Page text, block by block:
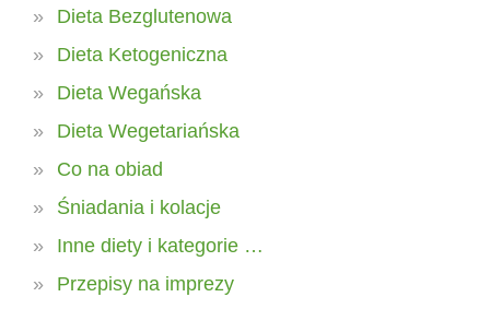
Dieta Bezglutenowa
Dieta Ketogeniczna
Dieta Wegańska
Dieta Wegetariańska
Co na obiad
Śniadania i kolacje
Inne diety i kategorie …
Przepisy na imprezy